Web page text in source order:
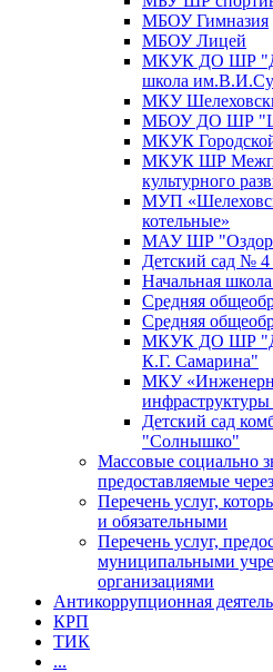
МБОУ Гимназия
МБОУ Лицей
МКУК ДО ШР
школа
МКУ
МБОУ ДО ШР
МКУК
МКУК ШР
культурного
МУП
котельные»
МАУ ШР
Детский сад №
Начальная
Средняя
Средняя
МКУК ДО ШР
К.Г. Самарина"
МКУ
Детский сад
"Солнышко"
Массовые социально
предоставляемые
Перечень услуг,
и обязательными
Перечень услуг,
муниципальными
организациями
Антикоррупционная
КРП
ТИК
...